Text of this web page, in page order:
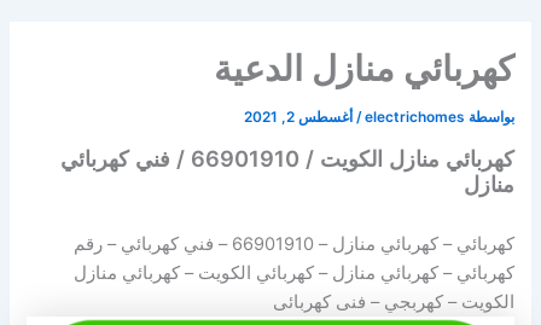
كهربائي منازل الدعية
بواسطة electrichomes
/ أغسطس 2, 2021
كهربائي منازل الكويت / 66901910 / فني كهربائي
منازل
كهربائي – كهربائي منازل –66901910 – فني كهربائي – رقم
كهربائي – كهربائي منازل – كهربائي الكويت – كهربائي منازل
الكويت – كهربجي – فنى كهربائى